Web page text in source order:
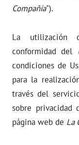
VER TODAS LAS
NUESTROS
VER TODAS LAS
Compañía").
La utilización
conformidad del
condiciones de
para la
través del
sobre privacidad
página web de La